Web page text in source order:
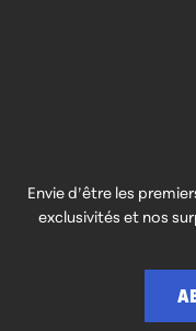
Envie d’être les
exclusivités et nos